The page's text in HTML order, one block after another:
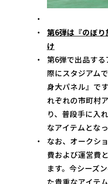
第6弾は『のぼ
け
第6弾で出品す
際にスタジアム
身大パネル』で
れぞれの市町村
り、普段手に入
なアイテムとな
なお、オークシ
費および運営費
ます。今シーズ
た貴重なアイテ